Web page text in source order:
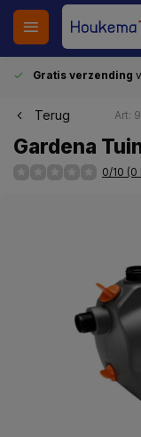
Gratis verzending
Terug Art:
Gardena
0/10 (0